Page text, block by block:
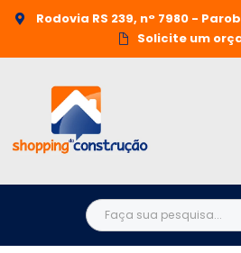
Rodovia RS 239, n° 7980 -
Solicite um